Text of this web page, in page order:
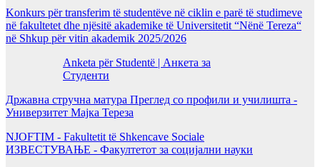
Konkurs për transferim të studentëve në ciklin e parë të studimeve
në fakultetet dhe njësitë akademike të Universitetit “Nënë Tereza“
në Shkup për vitin akademik 2025/2026
Anketa për Studentë | Анкета за
Студенти
Државна стручна матура Преглед со профили и училишта -
Универзитет Мајка Тереза
NJOFTIM - Fakultetit të Shkencave Sociale
ИЗВЕСТУВАЊЕ - Факултетот за социјални науки